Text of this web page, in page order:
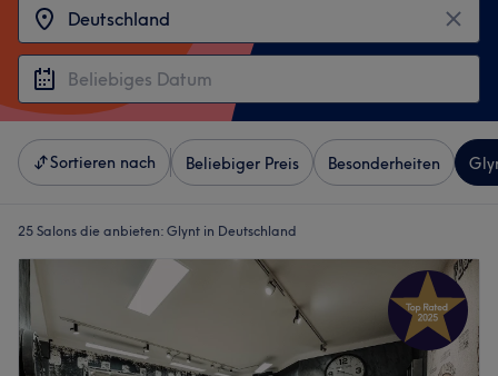
Sortieren nach Beliebiger Preis Besonderheiten
25 Salons die anbieten: Glynt in Deutschland